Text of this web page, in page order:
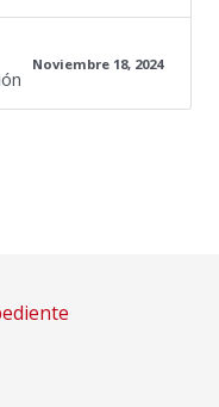
Noviembre 18, 2024